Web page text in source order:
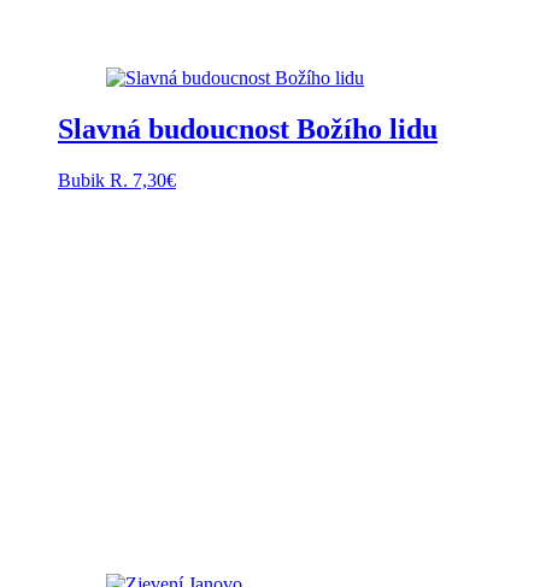
Slavná budoucnost Božího lidu
Bubik R. 7,30€